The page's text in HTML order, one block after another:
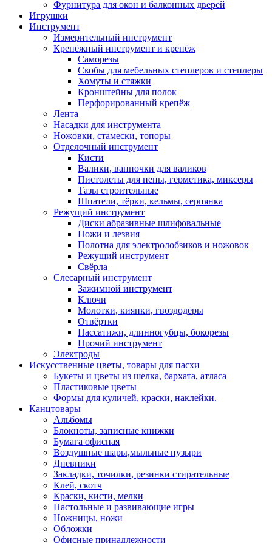
Фурнитура для окон и балконных дверей
Игрушки
Инструмент
Измерительный инструмент
Крепёжный инструмент и крепёж
Саморезы
Скобы для мебельных степлеров и степлеры
Хомуты и стяжки
Кронштейны для полок
Перфорированный крепёж
Лента
Насадки для инструмента
Ножовки, стамески, топоры
Отделочный инструмент
Кисти
Валики, ванночки для валиков
Пистолеты для пены, герметика, миксеры
Тазы строительные
Шпатели, тёрки, кельмы, серпянка
Режущий инструмент
Диски абразивные шлифовальные
Ножи и лезвия
Полотна для электролобзиков и ножовок
Режущий инструмент
Свёрла
Слесарный инструмент
Зажимной инструмент
Ключи
Молотки, киянки, гвоздодёры
Отвёртки
Пассатижи, длинногубцы, бокорезы
Прочий инструмент
Электроды
Искусственные цветы, товары для пасхи
Букеты и цветы из шелка, бархата, атласа
Пластиковые цветы
Формы для куличей, краски, наклейки.
Канцтовары
Альбомы
Блокноты, записные книжки
Бумага офисная
Воздушные шары,мыльные пузыри
Дневники
Закладки, точилки, резинки стирательные
Клей, скотч
Краски, кисти, мелки
Настольные и развивающие игры
Ножницы, ножи
Обложки
Офисные принадлежности